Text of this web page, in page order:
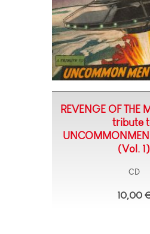
REVENGE OF THE
tribute
(Vol. 1)
CD
10,00